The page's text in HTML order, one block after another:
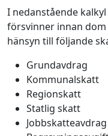
I nedanstående
försvinner innan
hänsyn till följande
Grundavdrag
Kommunalskatt
Regionskatt
Statlig skatt
Jobbskatteavdrag